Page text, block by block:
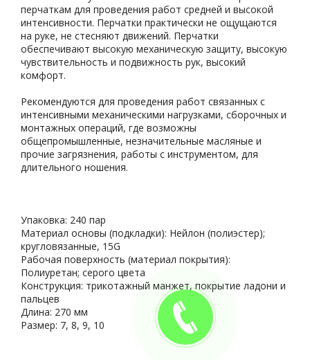
перчаткам для проведения работ средней и высокой
интенсивности. Перчатки практически не ощущаются
на руке, не стесняют движений. Перчатки
обеспечивают высокую механическую защиту, высокую
чувствительность и подвижность рук, высокий
комфорт.
Рекомендуются для проведения работ связанных с
интенсивными механическими нагрузками, сборочных и
монтажных операций, где возможны
общепромышленные, незначительные масляные и
прочие загрязнения, работы с инструментом, для
длительного ношения.
Упаковка: 240 пар
Материал основы (подкладки): Нейлон (полиэстер);
кругловязанные, 15G
Рабочая поверхность (материал покрытия):
Полиуретан; серого цвета
Конструкция: трикотажный манжет, покрытие ладони и
пальцев
Длина: 270 мм
Размер: 7, 8, 9, 10